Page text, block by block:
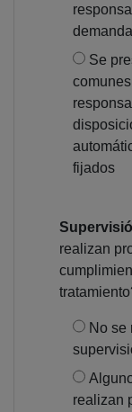
demanda
Se
fijados
realizan
No se
realizan